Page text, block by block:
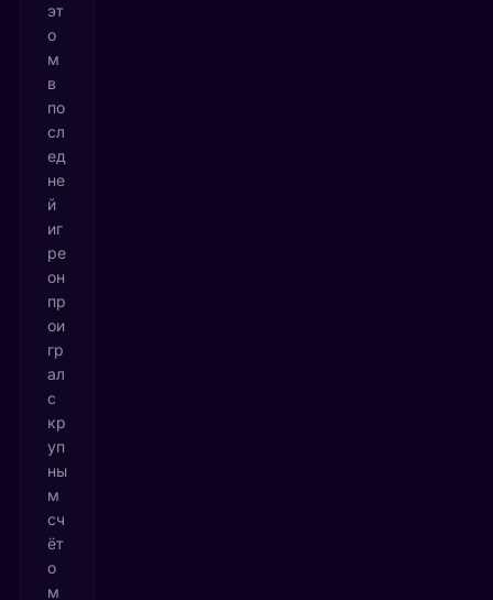
эт
о
м
в
по
сл
ед
не
й
иг
ре
он
пр
ои
гр
ал
с
кр
уп
ны
м
сч
ёт
о
м